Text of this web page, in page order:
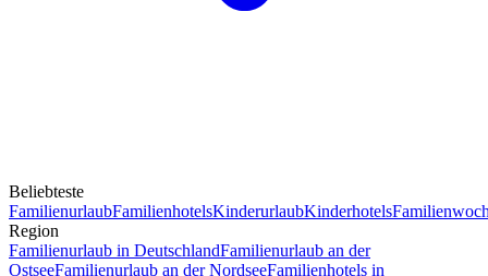
Beliebteste
FamilienurlaubFamilienhotelsKinderurlaubKinderhotels
Region
Familienurlaub in DeutschlandFamilienurlaub an der
OstseeFamilienurlaub an der NordseeFamilienhotels in